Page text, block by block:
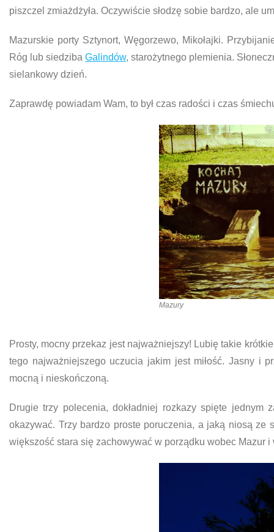
piszczel zmiażdżyła. Oczywiście słodzę sobie bardzo, ale
Mazurskie porty Sztynort, Węgorzewo, Mikołajki.
Róg lub siedziba Galindów, starożytnego plemienia.
sielankowy dzień.
Zaprawdę powiadam Wam, to był czas radości i czas
Mazury
Prosty, mocny przekaz jest najważniejszy! Lubię takie
tego najważniejszego uczucia jakim jest miłość. Jasny i
mocną i nieskończoną.
Drugie trzy polecenia, dokładniej rozkazy spięte
okazywać. Trzy bardzo proste poruczenia, a jaką niosą ze
większość stara się zachowywać w porządku wobec Mazur